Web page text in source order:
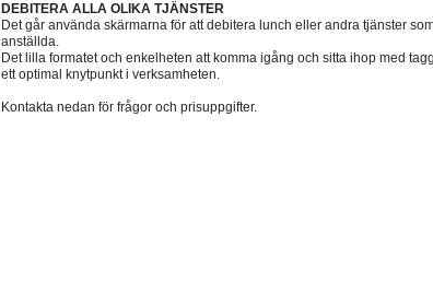
DEBITERA ALLA OLIKA TJÄNSTER
Det går använda skärmarna för att debitera lunch eller andra tjänster
anställda.
Det lilla formatet och enkelheten att komma igång och sitta ihop med
ett optimal knytpunkt i verksamheten.
Kontakta nedan för frågor och prisuppgifter.